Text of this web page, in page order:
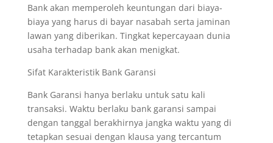
Bank akan memperoleh keuntungan dari biaya-
biaya yang harus di bayar nasabah serta jaminan
lawan yang diberikan. Tingkat kepercayaan dunia
usaha terhadap bank akan menigkat.
Sifat Karakteristik Bank Garansi
Bank Garansi hanya berlaku untuk satu kali
transaksi. Waktu berlaku bank garansi sampai
dengan tanggal berakhirnya jangka waktu yang di
tetapkan sesuai dengan klausa yang tercantum